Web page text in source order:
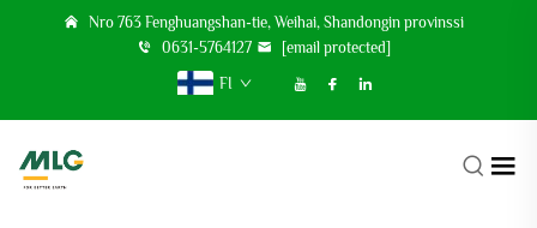
Nro 763 Fenghuangshan-tie, Weihai, Shandongin provinssi
0631-5764127
[email protected]
FI